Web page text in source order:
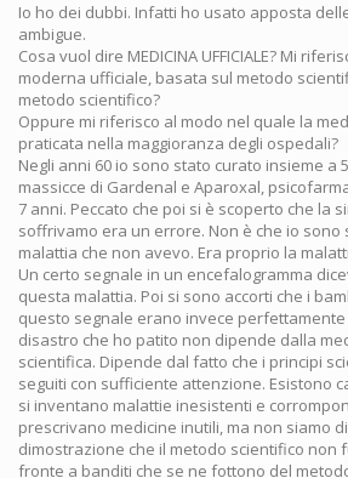
Io ho dei dubbi. Infatti ho usato apposta
ambigue.
Cosa vuol dire MEDICINA UFFICIALE? Mi
moderna ufficiale, basata sul metodo
metodo scientifico?
Oppure mi riferisco al modo nel quale la
praticata nella maggioranza degli ospedali?
Negli anni 60 io sono stato curato insieme a
massicce di Gardenal e Aparoxal,
7 anni. Peccato che poi si è scoperto che la
soffrivamo era un errore. Non è che io sono
malattia che non avevo. Era proprio la
Un certo segnale in un encefalogramma
questa malattia. Poi si sono accorti che i
questo segnale erano invece
disastro che ho patito non dipende dalla
scientifica. Dipende dal fatto che i principi
seguiti con sufficiente attenzione. Esistono
si inventano malattie inesistenti e
prescrivano medicine inutili, ma non siamo
dimostrazione che il metodo scientifico non
fronte a banditi che se ne fottono del